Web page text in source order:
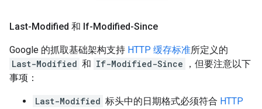
Last-Modified 和 If-Modified-Since
Google 的抓取基础架构支持 HTTP 缓存标准所定义的
Last-Modified 和 If-Modified-Since
，但要注意以下
事项：
Last-Modified 标头中的日期格式必须符合 HTTP